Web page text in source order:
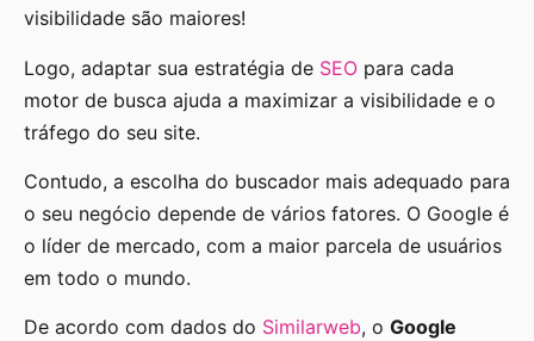
visibilidade são maiores!
Logo, adaptar sua estratégia de SEO para cada
motor de busca ajuda a maximizar a visibilidade e o
tráfego do seu site.
Contudo, a escolha do buscador mais adequado para
o seu negócio depende de vários fatores. O Google é
o líder de mercado, com a maior parcela de usuários
em todo o mundo.
De acordo com dados do Similarweb, o Google